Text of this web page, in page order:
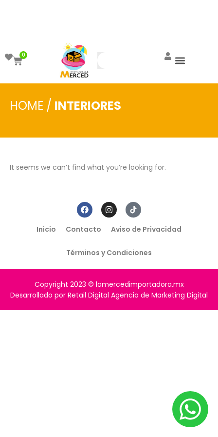
0
HOME / INTERIORES
It seems we can’t find what you’re looking for.
Inicio Contacto Aviso de Privacidad
Términos y Condiciones
Copyright 2023 © lamercedimportadora.mx
Desarrollado por Retail Digital Agencia de Marketing Digital